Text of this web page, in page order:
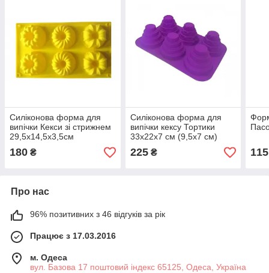
Силіконова форма для
випічки Кекси зі стрижнем
29,5х14,5х3,5см
180 ₴
Силіконова форма для
випічки кексу Тортики
33х22х7 см (9,5х7 см)
225₴ 115
Про нас
96% позитивних з 46 відгуків за рік
Працює з 17.03.2016
м. Одеса
вул. Базова 17 поштовий індекс 65125, Одеса, Україна